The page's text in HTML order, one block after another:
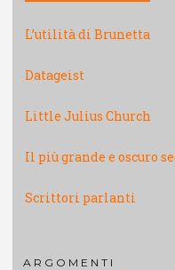
L’utilità di Brunetta
Datageist
Little Julius Church
Il più grande e oscuro
Scrittori parlanti
ARGOMENTI